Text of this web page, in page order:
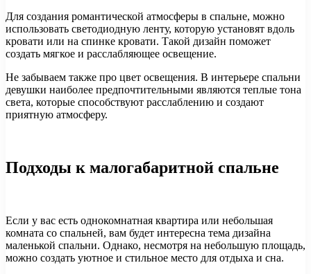
Для создания романтической атмосферы в спальне, можно
использовать светодиодную ленту, которую установят вдоль
кровати или на спинке кровати. Такой дизайн поможет
создать мягкое и расслабляющее освещение.
Не забываем также про цвет освещения. В интерьере спальни
девушки наиболее предпочтительными являются теплые тона
света, которые способствуют расслаблению и создают
приятную атмосферу.
Подходы к малогабаритной спальне
Если у вас есть однокомнатная квартира или небольшая
комната со спальней, вам будет интересна тема дизайна
маленькой спальни. Однако, несмотря на небольшую площадь,
можно создать уютное и стильное место для отдыха и сна.